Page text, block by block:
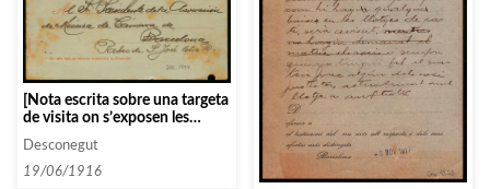
[Nota escrita sobre una targeta
de visita on s’exposen les
l’Orquestra Valenciana]
Desconegut
19/06/1916